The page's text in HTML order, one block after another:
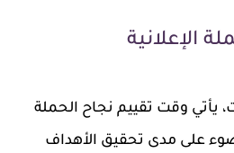
الإعلانية
يأتي وقت تقييم نجاح الحملة
على مدى تحقيق الأهداف